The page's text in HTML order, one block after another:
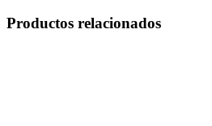
Productos relacionados